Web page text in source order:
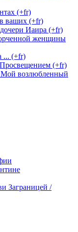
(+fr)
ваших (+fr)
Иаира (+fr)
женщины
... (+fr)
(+fr)
возлюбленный